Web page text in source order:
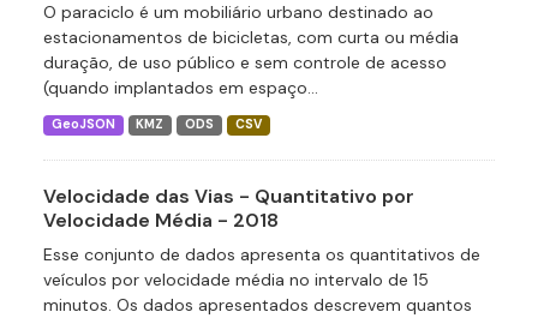
O paraciclo é um mobiliário urbano destinado ao
estacionamentos de bicicletas, com curta ou média
duração, de uso público e sem controle de acesso
(quando implantados em espaço...
GeoJSON KMZ ODS CSV
Velocidade das Vias - Quantitativo por
Velocidade Média - 2018
Esse conjunto de dados apresenta os quantitativos de
veículos por velocidade média no intervalo de 15
minutos. Os dados apresentados descrevem quantos